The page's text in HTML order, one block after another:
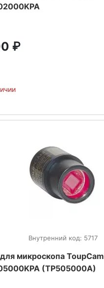
₽
Внутренний код: 5717
микроскопа ToupCam
(TP505000A)